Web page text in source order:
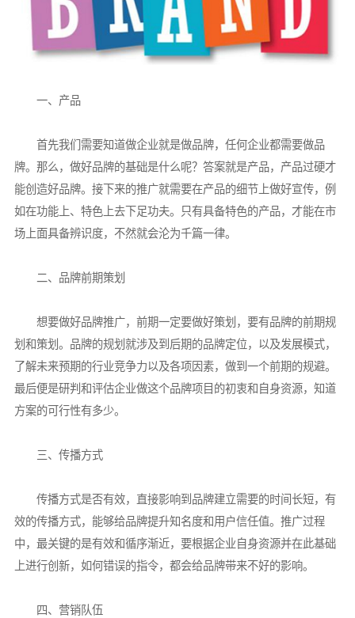
一、产品
首先我们需要知道做企业就是做品牌，任何企业都需要做品
牌。那么，做好品牌的基础是什么呢？答案就是产品，产品过硬才
能创造好品牌。接下来的推广就需要在产品的细节上做好宣传，例
如在功能上、特色上去下足功夫。只有具备特色的产品，才能在市
场上面具备辨识度，不然就会沦为千篇一律。
二、品牌前期策划
想要做好品牌推广，前期一定要做好策划，要有品牌的前期规
划和策划。品牌的规划就涉及到后期的品牌定位，以及发展模式，
了解未来预期的行业竞争力以及各项因素，做到一个前期的规避。
最后便是研判和评估企业做这个品牌项目的初衷和自身资源，知道
方案的可行性有多少。
三、传播方式
传播方式是否有效，直接影响到品牌建立需要的时间长短，有
效的传播方式，能够给品牌提升知名度和用户信任值。推广过程
中，最关键的是有效和循序渐近，要根据企业自身资源并在此基础
上进行创新，如何错误的指令，都会给品牌带来不好的影响。
四、营销队伍